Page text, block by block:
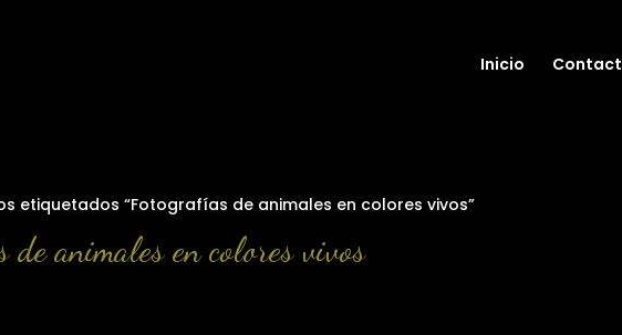
Inicio
etiquetados “Fotografías de animales en colores vivos”
de animales en colores vivos